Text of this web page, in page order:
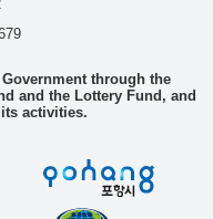
through the
and the Lottery Fund, and
activities.